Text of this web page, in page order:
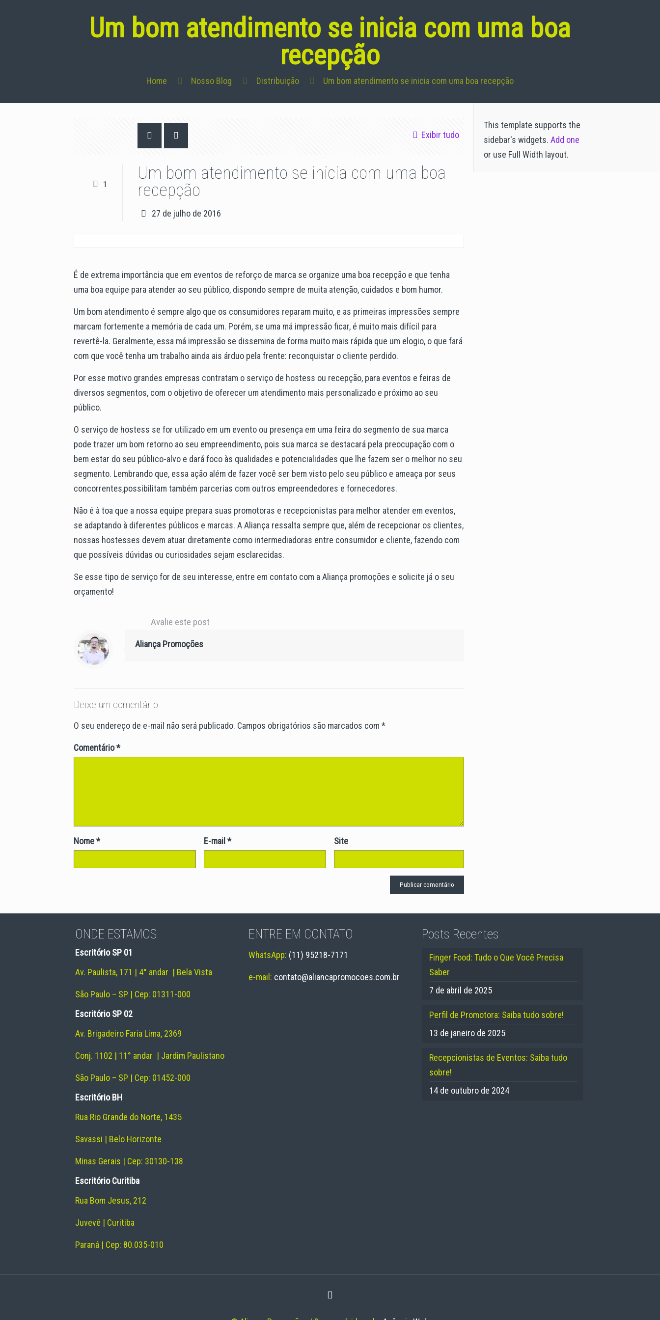
Um bom atendimento se inicia com uma boa
recepção
Home Nosso Blog Distribuição Um bom atendimento se inicia com uma boa recepção
Exibir tudo
1
Um bom atendimento se inicia com uma boa
recepção
27 de julho de 2016
É de extrema importância que em eventos de reforço de marca se organize uma boa recepção e que tenha
uma boa equipe para atender ao seu público, dispondo sempre de muita atenção, cuidados e bom humor.
Um bom atendimento é sempre algo que os consumidores reparam muito, e as primeiras impressões sempre
marcam fortemente a memória de cada um. Porém, se uma má impressão ficar, é muito mais difícil para
revertê-la. Geralmente, essa má impressão se dissemina de forma muito mais rápida que um elogio, o que fará
com que você tenha um trabalho ainda ais árduo pela frente: reconquistar o cliente perdido.
Por esse motivo grandes empresas contratam o serviço de hostess ou recepção, para eventos e feiras de
diversos segmentos, com o objetivo de oferecer um atendimento mais personalizado e próximo ao seu
público.
O serviço de hostess se for utilizado em um evento ou presença em uma feira do segmento de sua marca
pode trazer um bom retorno ao seu empreendimento, pois sua marca se destacará pela preocupação com o
bem estar do seu público-alvo e dará foco às qualidades e potencialidades que lhe fazem ser o melhor no seu
segmento. Lembrando que, essa ação além de fazer você ser bem visto pelo seu público e ameaça por seus
concorrentes,possibilitam também parcerias com outros empreendedores e fornecedores.
Não é à toa que a nossa equipe prepara suas promotoras e recepcionistas para melhor atender em eventos,
se adaptando à diferentes públicos e marcas. A Aliança ressalta sempre que, além de recepcionar os clientes,
nossas hostesses devem atuar diretamente como intermediadoras entre consumidor e cliente, fazendo com
que possíveis dúvidas ou curiosidades sejam esclarecidas.
Se esse tipo de serviço for de seu interesse, entre em contato com a Aliança promoções e solicite já o seu
orçamento!
Avalie este post
Aliança Promoções
Deixe um comentário
O seu endereço de e-mail não será publicado. Campos obrigatórios são marcados com*
Comentário*
Nome* E-mail * Site
This template supports the
sidebar's widgets. Add one
or use Full Width layout.
ONDE ESTAMOS
Escritório SP 01
Av. Paulista, 171 | 4° andar | Bela Vista
São Paulo – SP | Cep: 01311-000
Escritório SP 02
Av. Brigadeiro Faria Lima, 2369
Conj. 1102 | 11° andar | Jardim Paulistano
São Paulo – SP | Cep: 01452-000
Escritório BH
Rua Rio Grande do Norte, 1435
Savassi | Belo Horizonte
Minas Gerais | Cep: 30130-138
Escritório Curitiba
Rua Bom Jesus, 212
Juvevê | Curitiba
Paraná | Cep: 80.035-010
ENTRE EM CONTATO
WhatsApp: (11) 95218-7171
e-mail: contato@aliancapromocoes.com.br
Posts Recentes
Finger Food: Tudo o Que Você Precisa
Saber
7 de abril de 2025
Perfil de Promotora: Saiba tudo sobre!
13 de janeiro de 2025
Recepcionistas de Eventos: Saiba tudo
sobre!
14 de outubro de 2024